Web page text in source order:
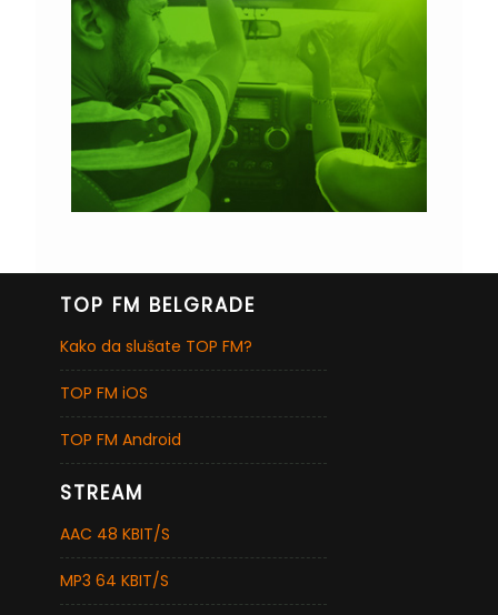
TOP FM BELGRADE
Kako da slušate TOP FM?
TOP FM iOS
TOP FM Android
STREAM
AAC 48 KBIT/S
MP3 64 KBIT/S